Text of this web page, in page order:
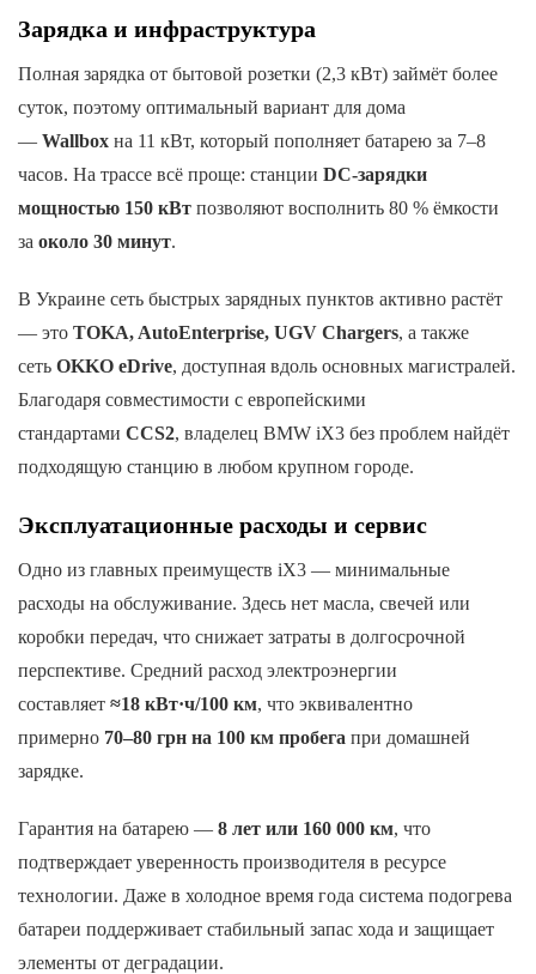
Зарядка и инфраструктура
Полная зарядка от бытовой розетки (2,3 кВт) займёт более
суток, поэтому оптимальный вариант для дома
— Wallbox на 11 кВт, который пополняет батарею за 7–8
часов. На трассе всё проще: станции DC-зарядки
мощностью 150 кВт позволяют восполнить 80 % ёмкости
за около 30 минут.
В Украине сеть быстрых зарядных пунктов активно растёт
— это TOKA, AutoEnterprise, UGV Chargers, а также
сеть OKKO eDrive, доступная вдоль основных магистралей.
Благодаря совместимости с европейскими
стандартами CCS2, владелец BMW iX3 без проблем найдёт
подходящую станцию в любом крупном городе.
Эксплуатационные расходы и сервис
Одно из главных преимуществ iX3 — минимальные
расходы на обслуживание. Здесь нет масла, свечей или
коробки передач, что снижает затраты в долгосрочной
перспективе. Средний расход электроэнергии
составляет ≈18 кВт·ч/100 км, что эквивалентно
примерно 70–80 грн на 100 км пробега при домашней
зарядке.
Гарантия на батарею — 8 лет или 160 000 км, что
подтверждает уверенность производителя в ресурсе
технологии. Даже в холодное время года система подогрева
батареи поддерживает стабильный запас хода и защищает
элементы от деградации.